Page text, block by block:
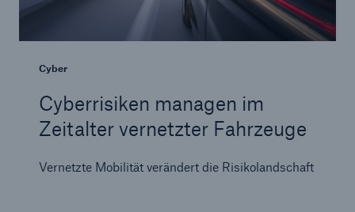
Cyber
Cyberrisiken managen im
Zeitalter vernetzter Fahrzeuge
Vernetzte Mobilität verändert die Risikolandschaft
Versicherungslücke: der Anteil der nicht
versicherten Schäden aus Naturkatastrophen
seit 1980 beträgt
71.8%